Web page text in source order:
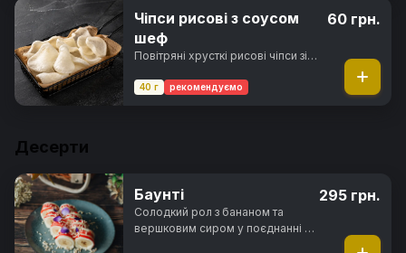
Чіпси рисові з соусом
шеф
Повітряні хрусткі рисові чіпси зі
40 г рекомендуємо
60 грн.
Десерти
Баунті
Солодкий рол з бананом та
вершковим сиром у поєднанні з
295 грн.